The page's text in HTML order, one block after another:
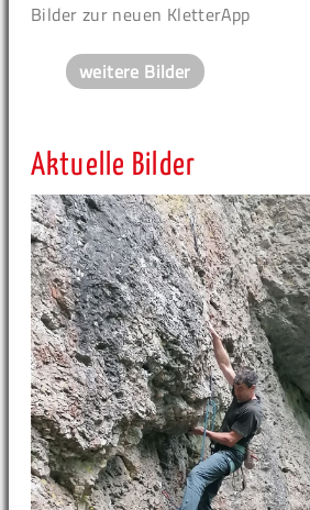
Bilder zur neuen KletterApp
weitere Bilder
Aktuelle Bilder